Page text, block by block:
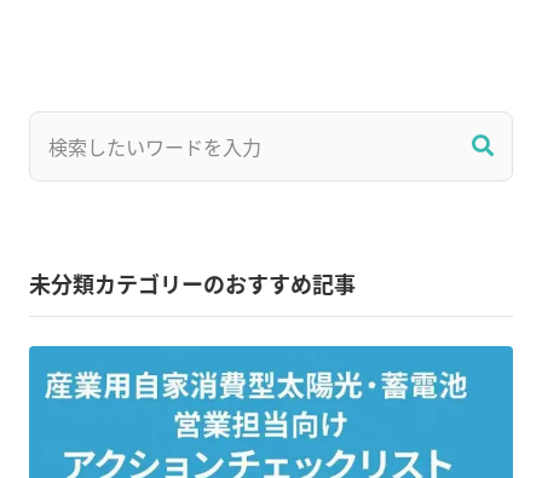
未分類カテゴリーのおすすめ記事